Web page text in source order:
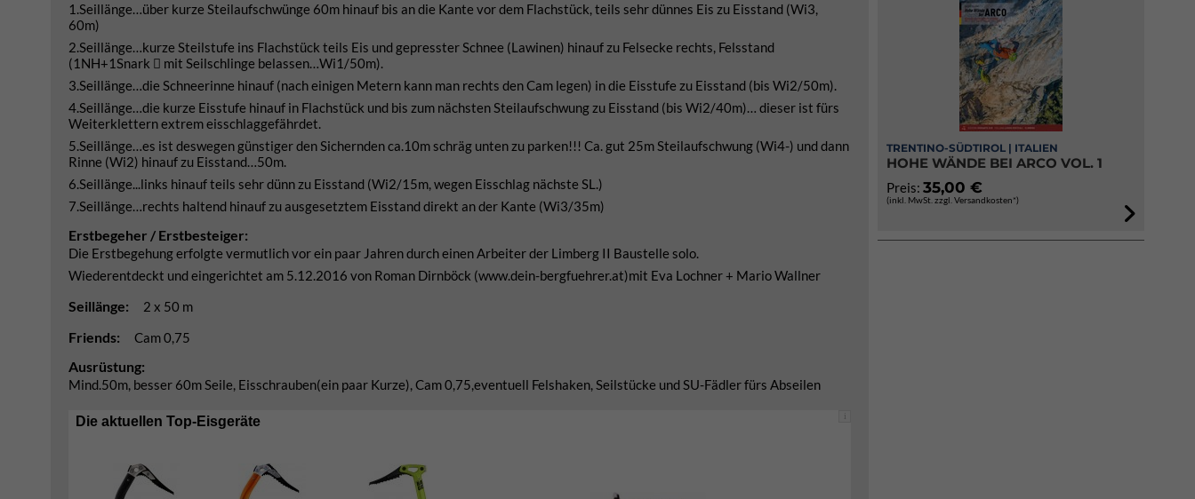
1.Seillänge…über kurze Steilaufschwünge 60m hinauf bis an die Kante vor dem Flachstück, teils sehr dünnes Eis zu Eisstand (Wi3,
60m)
2.Seillänge…kurze Steilstufe ins Flachstück teils Eis und gepresster Schnee (Lawinen) hinauf zu Felsecke rechts, Felsstand
(1NH+1Snark  mit Seilschlinge belassen…Wi1/50m).
3.Seillänge…die Schneerinne hinauf (nach einigen Metern kann man rechts den Cam legen) in die Eisstufe zu Eisstand (bis Wi2/50m).
4.Seillänge…die kurze Eisstufe hinauf in Flachstück und bis zum nächsten Steilaufschwung zu Eisstand (bis Wi2/40m)… dieser ist fürs
Weiterklettern extrem eisschlaggefährdet.
5.Seillänge…es ist deswegen günstiger den Sichernden ca.10m schräg unten zu parken!!! Ca. gut 25m Steilaufschwung (Wi4-) und dann
Rinne (Wi2) hinauf zu Eisstand…50m.
6.Seillänge...links hinauf teils sehr dünn zu Eisstand (Wi2/15m, wegen Eisschlag nächste SL.)
7.Seillänge…rechts haltend hinauf zu ausgesetztem Eisstand direkt an der Kante (Wi3/35m)
Erstbegeher / Erstbesteiger:
Die Erstbegehung erfolgte vermutlich vor ein paar Jahren durch einen Arbeiter der Limberg II Baustelle solo.
Wiederentdeckt und eingerichtet am 5.12.2016 von Roman Dirnböck (www.dein-bergfuehrer.at)mit Eva Lochner + Mario Wallner
Seillänge: 2 x 50 m
Friends: Cam 0,75
Ausrüstung:
Mind.50m, besser 60m Seile, Eisschrauben(ein paar Kurze), Cam 0,75,eventuell Felshaken, Seilstücke und SU-Fädler fürs Abseilen
i
Die aktuellen Top-Eisgeräte
TRENTINO-SÜDTIROL | ITALIEN
HOHE WÄNDE BEI ARCO VOL. 1
Preis: 35,00 €
(inkl. MwSt. zzgl. Versandkosten*)